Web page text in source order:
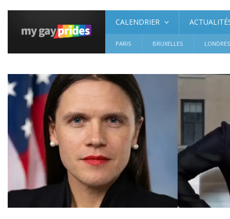
CALENDRIER
PARIS BRUXELLES LONDRES